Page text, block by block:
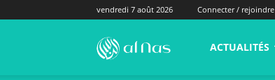
vendredi 7 août 2026 Connecter / rejoindre
alNas.fr ACTUALITÉS